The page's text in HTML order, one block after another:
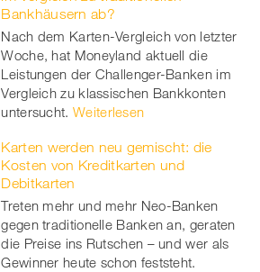
Bankhäusern ab?
Nach dem Karten-Vergleich von letzter
Woche, hat Moneyland aktuell die
Leistungen der Challenger-Banken im
Vergleich zu klassischen Bankkonten
untersucht. Weiterlesen
Karten werden neu gemischt: die
Kosten von Kreditkarten und
Debitkarten
Treten mehr und mehr Neo-Banken
gegen traditionelle Banken an, geraten
die Preise ins Rutschen – und wer als
Gewinner heute schon feststeht.